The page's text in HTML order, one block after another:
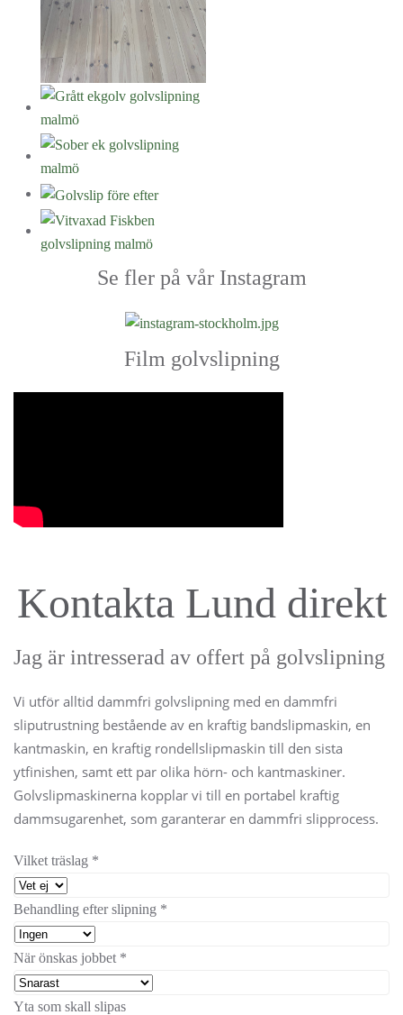
Se fler på vår Instagram
Film golvslipning
Kontakta Lund direkt
Jag är intresserad av offert på golvslipning
Vi utför alltid dammfri golvslipning med en dammfri
sliputrustning bestående av en kraftig bandslipmaskin, en
kantmaskin, en kraftig rondellslipmaskin till den sista
ytfinishen, samt ett par olika hörn- och kantmaskiner.
Golvslipmaskinerna kopplar vi till en portabel kraftig
dammsugarenhet, som garanterar en dammfri slipprocess.
Vilket träslag *
Behandling efter slipning *
När önskas jobbet *
Yta som skall slipas